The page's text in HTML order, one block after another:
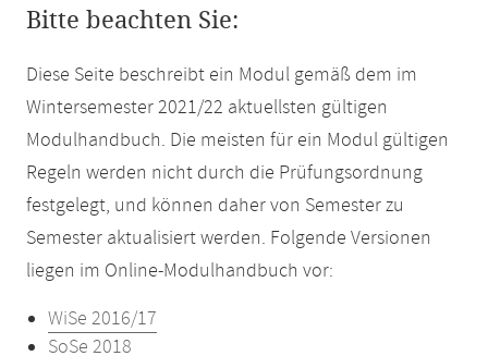
Bitte beachten Sie:
Diese Seite beschreibt ein Modul gemäß dem im
Wintersemester 2021/22 aktuellsten gültigen
Modulhandbuch. Die meisten für ein Modul gültigen
Regeln werden nicht durch die Prüfungsordnung
festgelegt, und können daher von Semester zu
Semester aktualisiert werden. Folgende Versionen
liegen im Online-Modulhandbuch vor:
WiSe 2016/17
SoSe 2018